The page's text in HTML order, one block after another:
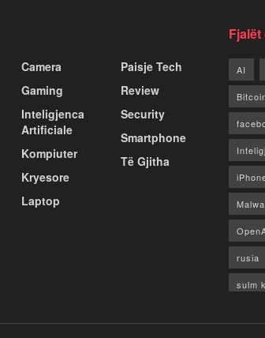
Camera
Gaming
Inteligjenca
Artificiale
Kompiuter
Kryesore
Laptop
Paisje Tech
Review
Security
Smartphone
Të Gjitha
Fjalët
AI
rusia
sulm